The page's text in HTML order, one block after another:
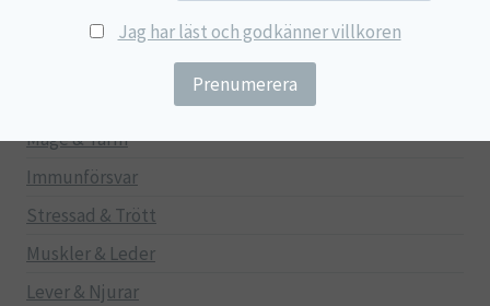
Mage & Tarm
Immunförsvar
Stressad & Trött
Muskler & Leder
Lever & Njurar
Jag har läst och godkänner villkoren